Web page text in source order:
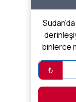
binlerce
₺